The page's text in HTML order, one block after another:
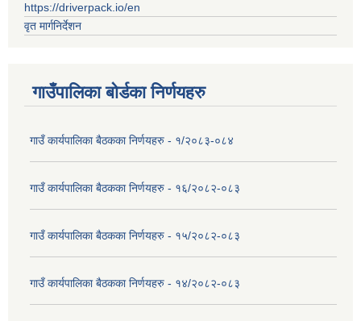
https://driverpack.io/en
वृत मार्गनिर्देशन
गाउँपालिका बोर्डका निर्णयहरु
गाउँ कार्यपालिका बैठकका निर्णयहरु - १/२०८३-०८४
गाउँ कार्यपालिका बैठकका निर्णयहरु - १६/२०८२-०८३
गाउँ कार्यपालिका बैठकका निर्णयहरु - १५/२०८२-०८३
गाउँ कार्यपालिका बैठकका निर्णयहरु - १४/२०८२-०८३